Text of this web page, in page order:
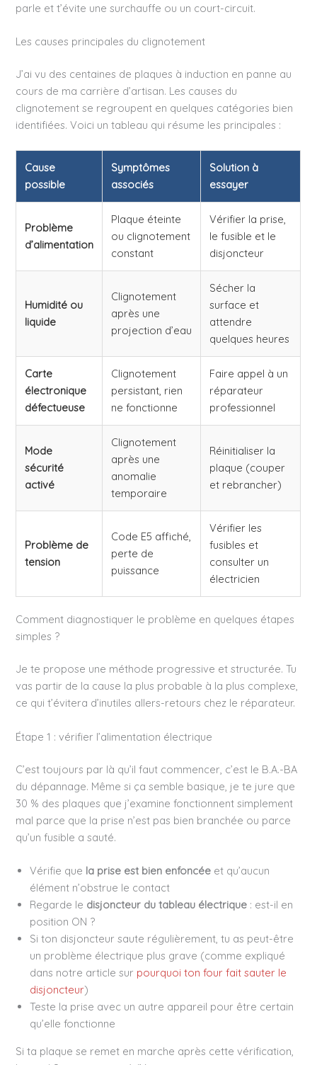
parle et t’évite une surchauffe ou un court-circuit.
Les causes principales du clignotement
J’ai vu des centaines de plaques à induction en panne au
cours de ma carrière d’artisan. Les causes du
clignotement se regroupent en quelques catégories bien
identifiées. Voici un tableau qui résume les principales :
Cause
possible
Symptômes
associés
Solution à
essayer
Problème
d’alimentation
Plaque éteinte
ou clignotement
constant
Vérifier la prise,
le fusible et le
disjoncteur
Humidité ou
liquide
Clignotement
après une
projection d’eau
Sécher la
surface et
attendre
quelques heures
Carte
électronique
défectueuse
Clignotement
persistant, rien
ne fonctionne
Faire appel à un
réparateur
professionnel
Mode
sécurité
activé
Clignotement
après une
anomalie
temporaire
Réinitialiser la
plaque (couper
et rebrancher)
Problème de
tension
Code E5 affiché,
perte de
puissance
Vérifier les
fusibles et
consulter un
électricien
Comment diagnostiquer le problème en quelques étapes
simples ?
Je te propose une méthode progressive et structurée. Tu
vas partir de la cause la plus probable à la plus complexe,
ce qui t’évitera d’inutiles allers-retours chez le réparateur.
Étape 1 : vérifier l’alimentation électrique
C’est toujours par là qu’il faut commencer, c’est le B.A.-BA
du dépannage. Même si ça semble basique, je te jure que
30 % des plaques que j’examine fonctionnent simplement
mal parce que la prise n’est pas bien branchée ou parce
qu’un fusible a sauté.
Vérifie que la prise est bien enfoncée et qu’aucun
élément n’obstrue le contact
Regarde le disjoncteur du tableau électrique : est-il en
position ON ?
Si ton disjoncteur saute régulièrement, tu as peut-être
un problème électrique plus grave (comme expliqué
dans notre article sur pourquoi ton four fait sauter le
disjoncteur)
Teste la prise avec un autre appareil pour être certain
qu’elle fonctionne
Si ta plaque se remet en marche après cette vérification,